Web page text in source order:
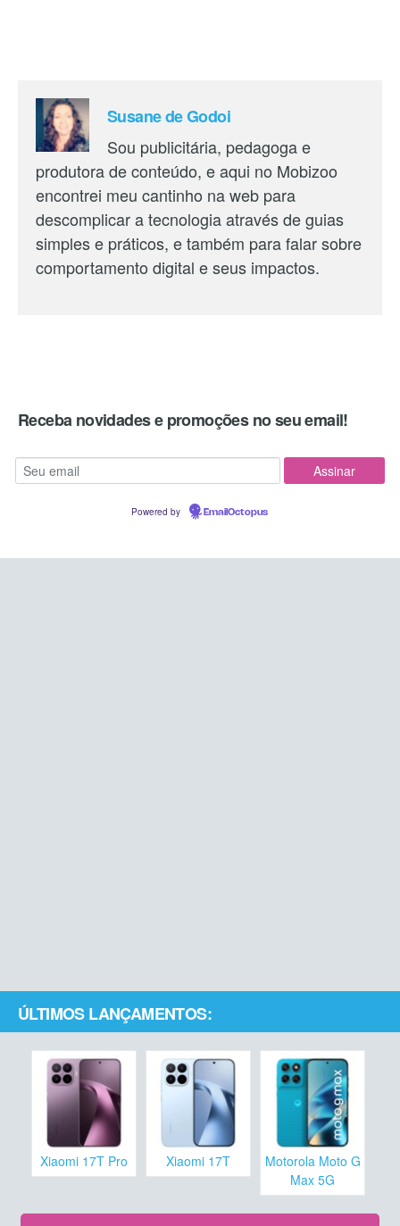
Susane de Godoi
Sou publicitária, pedagoga e
produtora de conteúdo, e aqui no Mobizoo
encontrei meu cantinho na web para
descomplicar a tecnologia através de guias
simples e práticos, e também para falar sobre
comportamento digital e seus impactos.
Receba novidades e promoções no seu email!
Powered by EmailOctopus
ÚLTIMOS LANÇAMENTOS:
Xiaomi 17T Pro Xiaomi 17T
Motorola Moto G
Max 5G